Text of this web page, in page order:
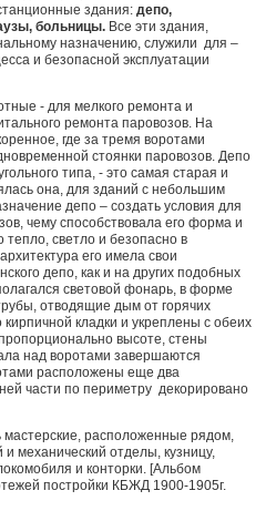
здания: депо,
больницы. Все эти здания,
назначению, служили для –
и безопасной эксплуатации
- для мелкого ремонта и
ремонта паровозов. На
где за тремя воротами
стоянки паровозов. Депо
типа, - это самая старая и
она, для зданий с небольшим
депо – создать условия для
чему способствовала его форма и
светло и безопасно в
его имела свои
депо, как и на других подобных
световой фонарь, в форме
отводящие дым от горячих
кладки и укреплены с обеих
высоте, стены
над воротами завершаются
расположены еще два
части по периметру декорировано
расположенные рядом,
механический отделы, кузницу,
и конторки. [Альбом
постройки КБЖД 1900-1905г.